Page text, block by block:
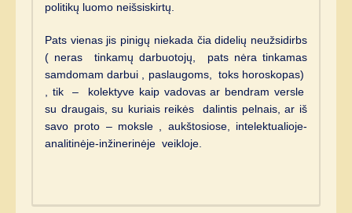
politikų luomo neišsiskirtų.
Pats vienas jis pinigų niekada čia didelių neužsidirbs
( neras tinkamų darbuotojų, pats nėra tinkamas
samdomam darbui , paslaugoms, toks horoskopas)
, tik – kolektyve kaip vadovas ar bendram versle
su draugais, su kuriais reikės dalintis pelnais, ar iš
savo proto – moksle , aukštosiose, intelektualioje-
analitinėje-inžinerinėje veikloje.